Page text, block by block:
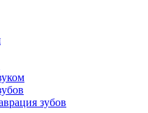
зубов